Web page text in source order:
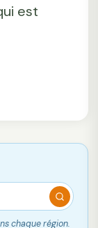
est
chaque région.